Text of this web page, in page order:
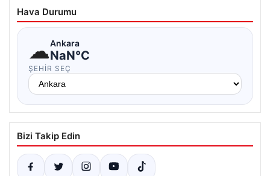
Hava Durumu
☁Ankara
NaN°C
ŞEHIR SEÇ
Bizi Takip Edin